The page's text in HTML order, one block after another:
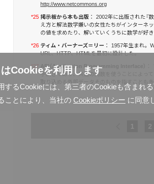
Cookieを利用します
するCookieには、第三者のCookieも含まれ
ことにより、当社の Cookieポリシー に同意
http://www.netcommons.org
*25 掲示板から本も出版 ： 2002年に出版された『
え方と解法数学嫌いの女性たちがインターネ
の値を求めたり、解いていくうちに数学が好き
*26 ティム・バーナーズ＝リー ： 1957年生まれ。
URL、HTTP、HTMLを最初に設計した。
*27 API（Application Programming Interface）
手続きであり、共通の関数を使うことによっ
取り込める外部データそのものを指すことも多
1 2